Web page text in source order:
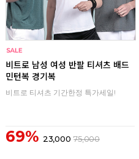
비트로 남성 여성 반팔 티셔츠 배드
민턴복 경기복
비트로 티셔츠 기간한정 특가세일!
69% 23,000 75,000